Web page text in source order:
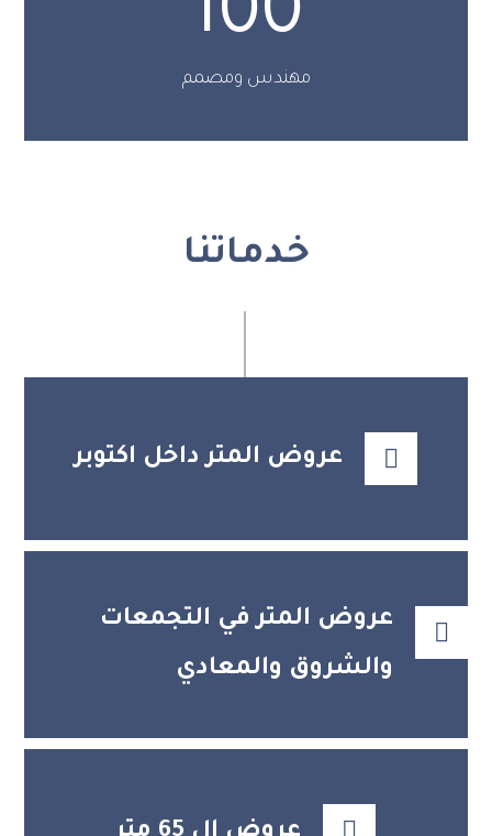
100
مهندس ومصمم
خدماتنا
عروض المتر داخل اكتوبر
عروض المتر في التجمعات
والشروق والمعادي